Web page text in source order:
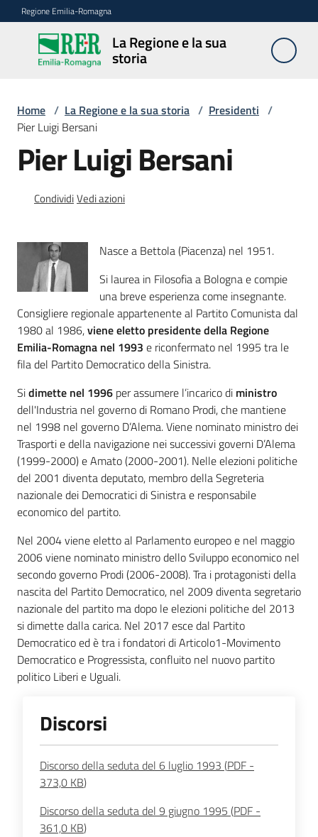
Vai al contenuto
Vai alla navigazione
Vai al footer
Regione Emilia-Romagna
La Regione e la sua
storia
La
Regione
storia
Legislature
Poteri
Archivio
multimediale
Regione
Emilia-
Romagna
Regione
Novità
Servizi
Leggi Atti Bandi
Argomenti
Home / La Regione e la sua storia / Presidenti /
Pier Luigi Bersani
Pier Luigi Bersani
CondividiVedi azioni
Nasce a Bettola (Piacenza) nel 1951.
Si laurea in Filosofia a Bologna e compie
una breve esperienza come insegnante.
Consigliere regionale appartenente al Partito Comunista dal
1980 al 1986,viene eletto presidente della Regione
Emilia-Romagna nel 1993 e riconfermato nel 1995 tra le
fila del Partito Democratico della Sinistra.
Sidimette nel 1996 per assumere l’incarico di ministro
dell'Industria nel governo di Romano Prodi, che mantiene
nel 1998 nel governo D’Alema. Viene nominato ministro dei
Trasporti e della navigazione nei successivi governi D’Alema
(1999-2000) e Amato (2000-2001). Nelle elezioni politiche
del 2001 diventa deputato, membro della Segreteria
nazionale dei Democratici di Sinistra e responsabile
economico del partito.
Nel 2004 viene eletto al Parlamento europeo e nel maggio
2006 viene nominato ministro dello Sviluppo economico nel
secondo governo Prodi (2006-2008). Tra i protagonisti della
nascita del Partito Democratico, nel 2009 diventa segretario
nazionale del partito ma dopo le elezioni politiche del 2013
si dimette dalla carica. Nel 2017 esce dal Partito
Democratico ed è tra i fondatori di Articolo1-Movimento
Democratico e Progressista, confluito nel nuovo partito
politico Liberi e Uguali.
Discorsi
Discorso della seduta del 6 luglio 1993 (PDF -
373,0 KB)
Discorso della seduta del 9 giugno 1995 (PDF -
361,0 KB)